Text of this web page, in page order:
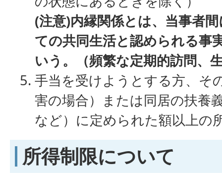
(注意)内縁関係とは、当事者
ての共同生活と認められる事
いう。（頻繁な定期的訪問、
手当を受けようとする方、そ
害の場合）または同居の扶養
など）に定められた額以上の
所得制限について